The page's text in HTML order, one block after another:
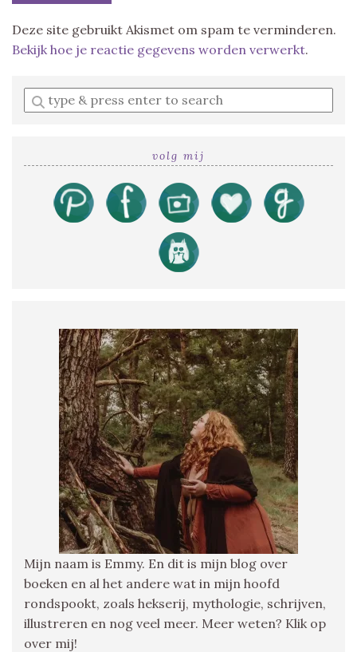
Deze site gebruikt Akismet om spam te verminderen.
Bekijk hoe je reactie gegevens worden verwerkt.
Enter
a
volg mij
Mijn naam is Emmy. En dit is mijn blog over
boeken en al het andere wat in mijn hoofd
rondspookt, zoals hekserij, mythologie, schrijven,
illustreren en nog veel meer. Meer weten? Klik op
over mij!